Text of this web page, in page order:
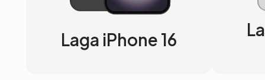
Laga iPhone 16